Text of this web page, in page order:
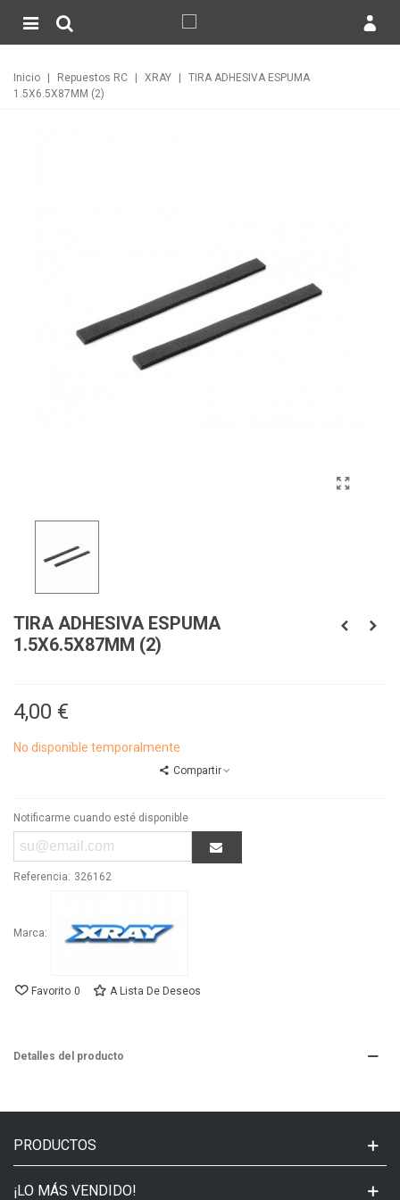
Inicio Repuestos RC XRAY
TIRA ADHESIVA ESPUMA
1.5X6.5X87MM (2)
TIRA ADHESIVA ESPUMA
1.5X6.5X87MM (2)
4,00 €
No disponible temporalmente
Compartir
Notificarme cuando esté disponible
Referencia: 326162
Marca:
Favorito 0 A Lista De Deseos
Detalles del producto
PRODUCTOS
¡LO MÁS VENDIDO!